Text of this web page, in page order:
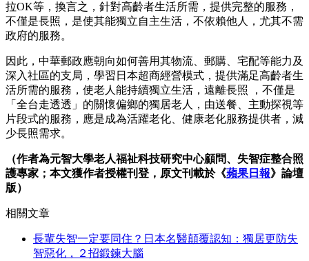
拉OK等，換言之，針對高齡者生活所需，提供完整的服務，
不僅是長照，是使其能獨立自主生活，不依賴他人，尤其不需
政府的服務。
因此，中華郵政應朝向如何善用其物流、郵購、宅配等能力及
深入社區的支局，學習日本超商經營模式，提供滿足高齡者生
活所需的服務，使老人能持續獨立生活，遠離長照 ，不僅是
「全台走透透」的關懷偏鄉的獨居老人，由送餐、主動探視等
片段式的服務，應是成為活躍老化、健康老化服務提供者，減
少長照需求。
（作者為元智大學老人福祉科技研究中心顧問、失智症整合照
護專家；本文獲作者授權刊登，原文刊載於《蘋果日報》論壇
版）
相關文章
長輩失智一定要同住？日本名醫顛覆認知：獨居更防失
智惡化，２招鍛鍊大腦